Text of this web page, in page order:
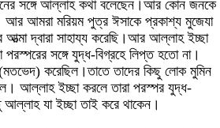
সঙ্গে আল্লাহ কথা বলেছেন।আর কোন জনকে
আর আমরা মরিয়ম পুত্র ঈসাকে প্রকাশ্য মুজেযা
দ্বারা সাহায্য করেছি।আর আল্লাহ ইচ্ছা
পরস্পরের সঙ্গে যুদ্ধ-বিগ্রহে লিপ্ত হতো না।
করেছিল।তাতে তাদের কিছু লোক মুমিন
আল্লাহ ইচ্ছা করলে তারা পরস্পর যুদ্ধ-
যা ইচ্ছা তাই করে থাকেন।